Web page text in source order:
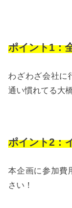
ポイント1：
わざわざ会社に
通い慣れてる大
ポイント2：
本企画に参加費
さい！